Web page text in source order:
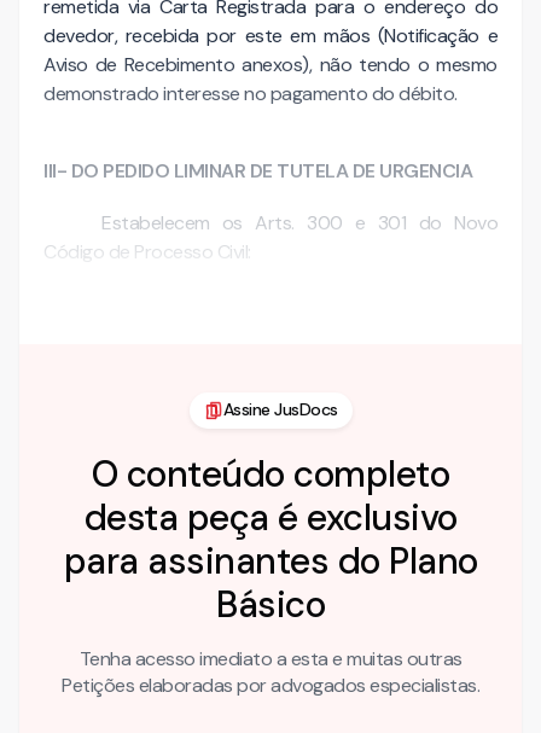
remetida via Carta Registrada para o endereço do
devedor, recebida por este em mãos (Notificação e
Aviso de Recebimento anexos), não tendo o mesmo
demonstrado interesse no pagamento do débito.
III- DO PEDIDO LIMINAR DE TUTELA DE URGENCIA
Estabelecem os Arts. 300 e 301 do Novo
Código de Processo Civil:
Assine JusDocs
O conteúdo completo
desta peça é exclusivo
para assinantes do Plano
Básico
Tenha acesso imediato a esta e muitas outras
Petições elaboradas por advogados especialistas.